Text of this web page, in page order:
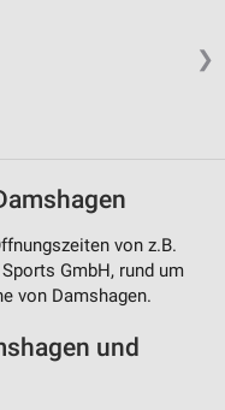
❯
von z.B.
GmbH, rund um
von Damshagen.
und